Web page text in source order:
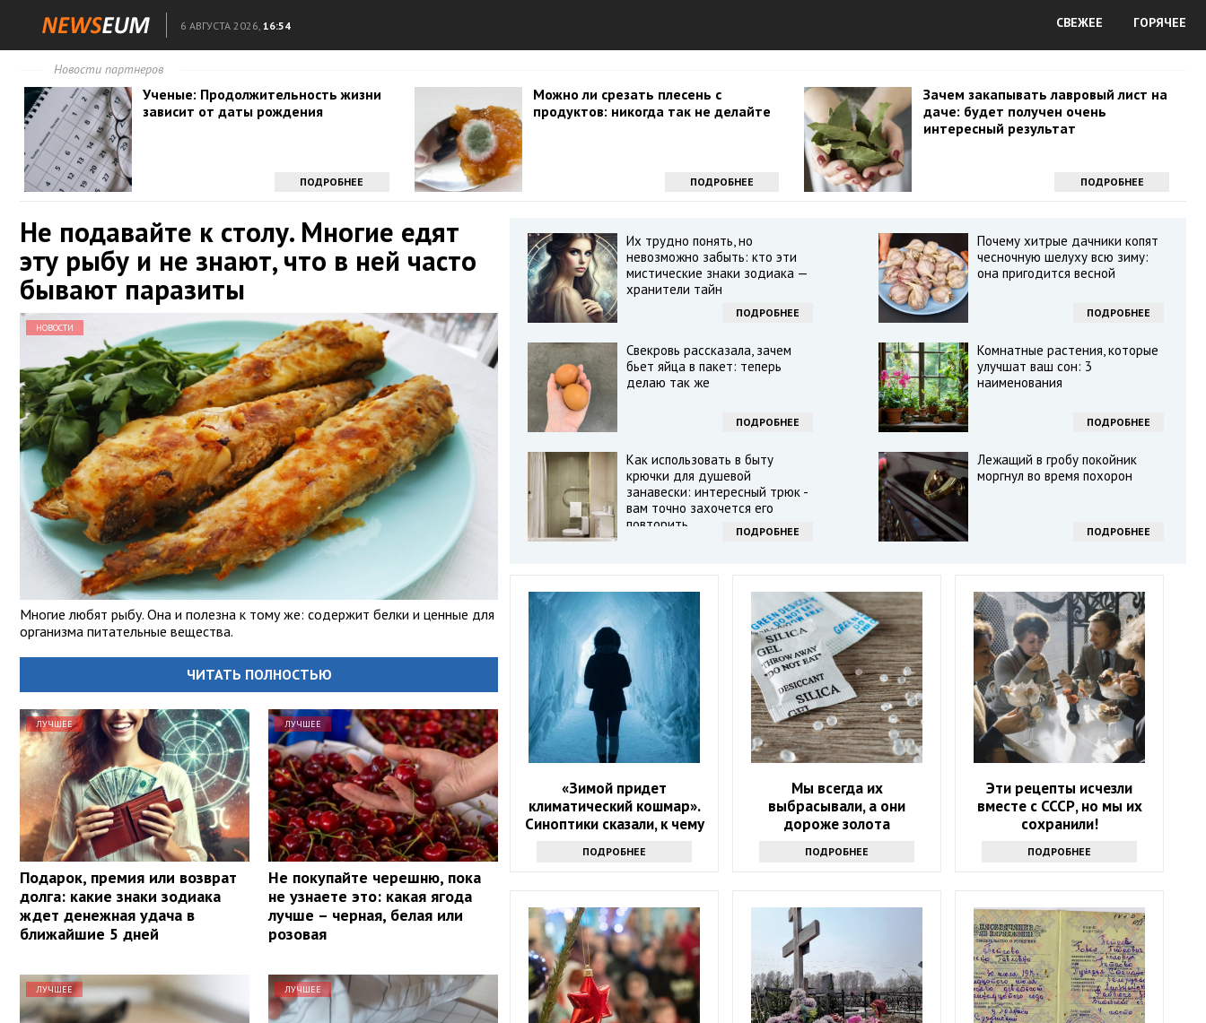
6 АВГУСТА 2026, 16:54 СВЕЖЕЕ ГОРЯЧЕЕ
Новости партнеров
Ученые: Продолжительность жизни
зависит от даты рождения
ПОДРОБНЕЕ
Можно ли срезать плесень с
продуктов: никогда так не делайте
ПОДРОБНЕЕ
Зачем закапывать лавровый лист на
даче: будет получен очень
интересный результат
ПОДРОБНЕЕ
Не подавайте к столу. Многие едят
эту рыбу и не знают, что в ней часто
бывают паразиты
НОВОСТИ
Многие любят рыбу. Она и полезна к тому же: содержит белки и ценные для
организма питательные вещества.
ЧИТАТЬ ПОЛНОСТЬЮ
ЛУЧШЕЕ
Подарок, премия или возврат
долга: какие знаки зодиака
ждет денежная удача в
ближайшие 5 дней
ЛУЧШЕЕ
Не покупайте черешню, пока
не узнаете это: какая ягода
лучше – черная, белая или
розовая
ЛУЧШЕЕ ЛУЧШЕЕ
Их трудно понять, но
невозможно забыть: кто эти
мистические знаки зодиака —
хранители тайн
ПОДРОБНЕЕ
Почему хитрые дачники копят
чесночную шелуху всю зиму:
она пригодится весной
ПОДРОБНЕЕ
Свекровь рассказала, зачем
бьет яйца в пакет: теперь
делаю так же
ПОДРОБНЕЕ
Комнатные растения, которые
улучшат ваш сон: 3
наименования
ПОДРОБНЕЕ
Как использовать в быту
крючки для душевой
занавески: интересный трюк -
вам точно захочется его
повторить
ПОДРОБНЕЕ
Лежащий в гробу покойник
моргнул во время похорон
ПОДРОБНЕЕ
«Зимой придет
климатический кошмар».
Синоптики сказали, к чему
ПОДРОБНЕЕ
Мы всегда их
выбрасывали, а они
дороже золота
ПОДРОБНЕЕ
Эти рецепты исчезли
вместе с СССР, но мы их
сохранили!
ПОДРОБНЕЕ